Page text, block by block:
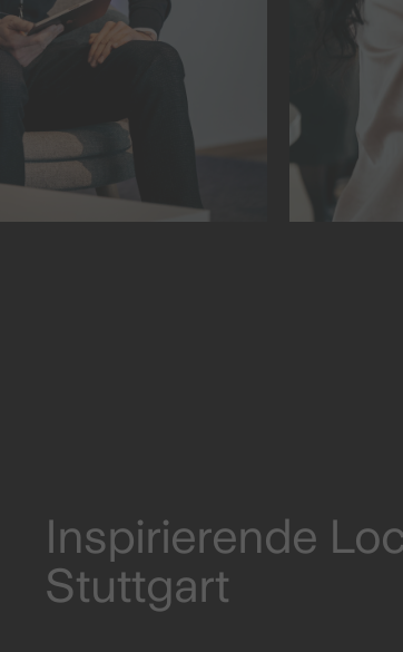
Inspirierende
Stuttgart